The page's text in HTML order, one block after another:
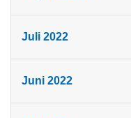
Juli 2022
Juni 2022